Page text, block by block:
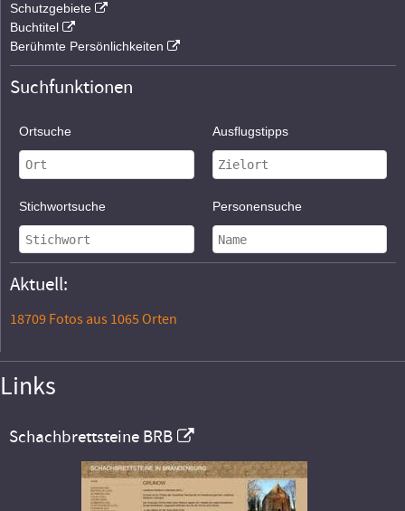
Schutzgebiete
Buchtitel
Berühmte Persönlichkeiten
Suchfunktionen
Ortsuche Ausflugstipps
Stichwortsuche Personensuche
Aktuell:
18709 Fotos aus 1065 Orten
Links
Schachbrettsteine BRB